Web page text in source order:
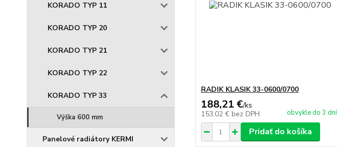
KORADO TYP 11
KORADO TYP 20
KORADO TYP 21
KORADO TYP 22
KORADO TYP 33
Výška 600 mm
Panelové radiátory KERMI
RADIK KLASIK 33-0600/0700
188,21 €/ks
153,02 € bez DPH obvykle do 3 dní
Pridať do košíka